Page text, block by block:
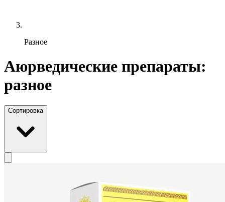
Разное
Аюрведические препараты:
разное
Сортировка